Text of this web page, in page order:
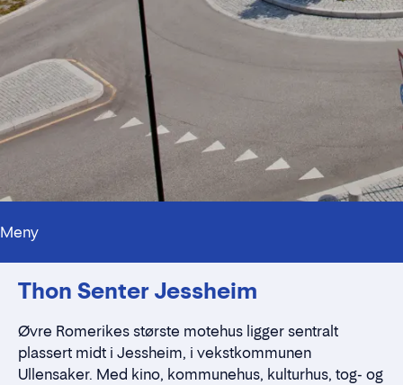
Meny
Alt du trenger å vite
Standleie
Kontaktskjema
Thon Senter Jessheim
Øvre Romerikes største motehus ligger sentralt
plassert midt i Jessheim, i vekstkommunen
Ullensaker. Med kino, kommunehus, kulturhus, tog- og